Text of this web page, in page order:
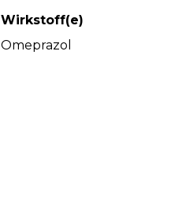
Wirkstoff(e)
Omeprazol